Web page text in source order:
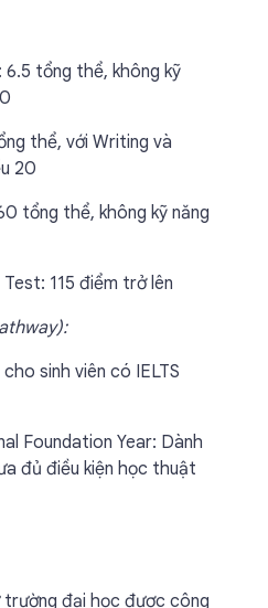
6.5 tổng thể, không kỹ
thể, với Writing và
20
tổng thể, không kỹ năng
115 điểm trở lên
sinh viên có IELTS
Foundation Year: Dành
đủ điều kiện học thuật
trường đại học được công